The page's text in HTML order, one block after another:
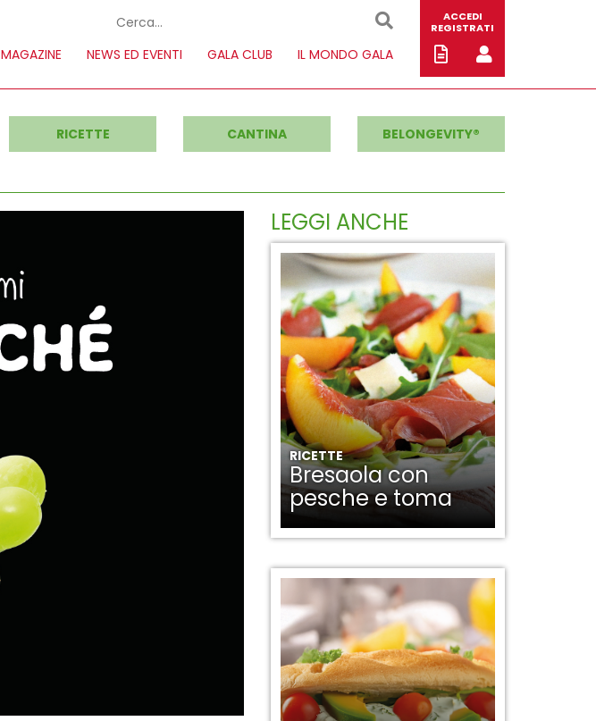
MAGAZINE NEWS ED EVENTI GALA CLUB IL MONDO GALA
ACCEDI
REGISTRATI
RICETTE CANTINA BELONGEVITY®
LEGGI ANCHE
RICETTE
Bresaola con
pesche e toma